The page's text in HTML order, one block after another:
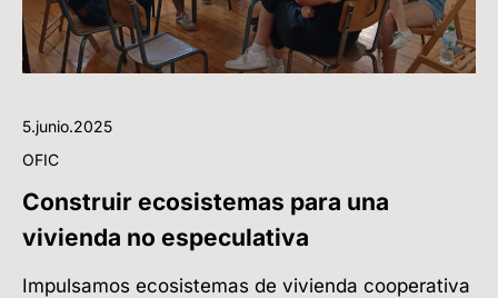
5.junio.2025
OFIC
Construir ecosistemas para una
vivienda no especulativa
Impulsamos ecosistemas de vivienda cooperativa